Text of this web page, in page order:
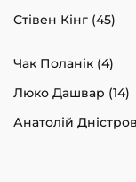
Стівен Кінг (45)
Чак Поланік (4)
Люко Дашвар (14)
Анатолій